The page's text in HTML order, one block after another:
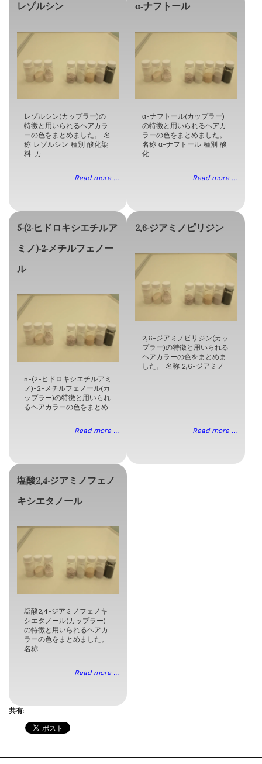
レゾルシン
レゾルシン(カップラー)の
特徴と用いられるヘアカラ
ーの色をまとめました。 名
称 レゾルシン 種別 酸化染
料-カ
Read more ...
α‐ナフトール
α-ナフトール(カップラー)
の特徴と用いられるヘアカ
ラーの色をまとめました。
名称 α-ナフトール 種別 酸
化
Read more ...
5-(2-ヒドロキシエチルア
ミノ)-2-メチルフェノー
ル
5-(2-ヒドロキシエチルアミ
ノ)-2-メチルフェノール(カ
ップラー)の特徴と用いられ
るヘアカラーの色をまとめ
Read more ...
2,6-ジアミノピリジン
2,6-ジアミノピリジン(カッ
プラー)の特徴と用いられる
ヘアカラーの色をまとめま
した。 名称 2,6-ジアミノ
Read more ...
塩酸2,4-ジアミノフェノ
キシエタノール
塩酸2,4-ジアミノフェノキ
シエタノール(カップラー)
の特徴と用いられるヘアカ
ラーの色をまとめました。
名称
Read more ...
共有: